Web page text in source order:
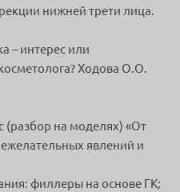
нижней трети лица.
– интерес или
Ходова О.О.
(разбор на моделях) «От
явлений и
филлеры на основе ГК;